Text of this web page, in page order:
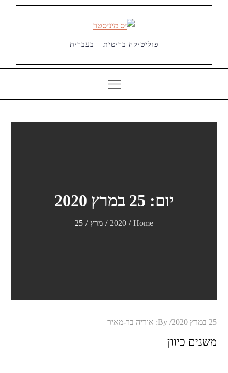
פוליטיקה בריטית – בעברית
יום: 25 במרץ 2020
Home
2020 מרץ 25
Posted
25 במרץ 2020 By: אוריה בר-מאיר
משנים כיוון